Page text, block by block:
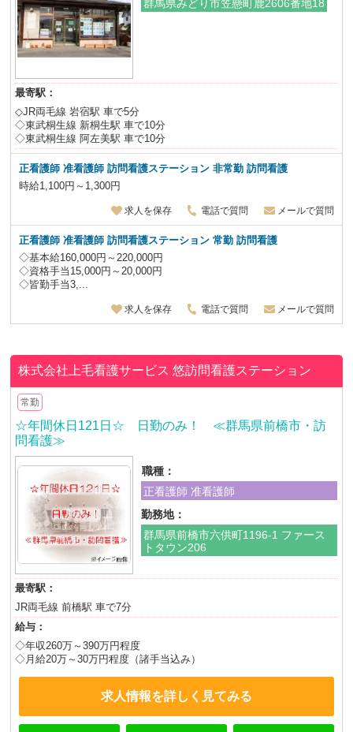
群馬県みどり市笠懸町鹿2606番地18
最寄駅：
◇JR両毛線 岩宿駅 車で5分
◇東武桐生線 新桐生駅 車で10分
◇東武桐生線 阿左美駅 車で10分
正看護師 准看護師訪問看護ステーション 非常勤 訪問看護
時給1,100円～1,300円
求人を保存 電話で質問 メールで質問
正看護師 准看護師訪問看護ステーション 常勤 訪問看護
◇基本給160,000円～220,000円
◇資格手当15,000円～20,000円
◇皆勤手当3,...
求人を保存 電話で質問 メールで質問
株式会社上毛看護サービス悠訪問看護ステーション
常勤
☆年間休日121日☆ 日勤のみ！ ≪群馬県前橋市・訪
問看護≫
職種：
正看護師 准看護師
勤務地：
群馬県前橋市六供町1196-1 ファース
トタウン206
最寄駅：
JR両毛線 前橋駅 車で7分
給与：
◇年収260万～390万円程度
◇月給20万～30万円程度（諸手当込み）
求人情報を詳しく見てみる